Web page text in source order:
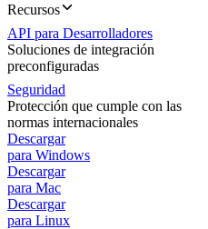
Recursos
API para Desarrolladores
Soluciones de integración
preconfiguradas
Seguridad
Protección que cumple con las
normas internacionales
Descargar
para Windows
Descargar
para Mac
Descargar
para Linux